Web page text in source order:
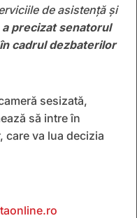
de asistență și
a precizat senatorul
cadrul dezbaterilor
sesizată,
să intre în
care va lua decizia